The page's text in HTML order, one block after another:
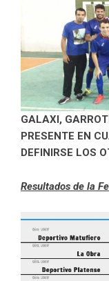
GALAXI,
PRESENTE EN
DEFINIRSE LOS
Resultados de la